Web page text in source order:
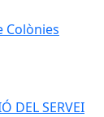
Colònies
DEL SERVEI